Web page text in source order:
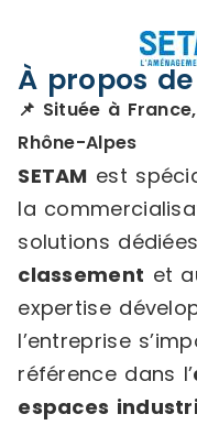
À propos de
📌 Située à
Rhône-Alpes
SETAM est
la
solutions
classement et
expertise
l’entreprise
référence dans l’
espaces